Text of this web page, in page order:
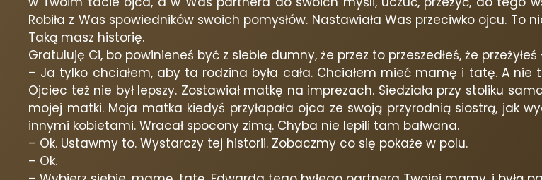
Robiła z Was spowiedników swoich pomysłów. Nastawiała Was przeciwko ojcu.
Taką masz historię.
Gratuluję Ci, bo powinieneś być z siebie dumny, że przez to przeszedłeś, że
– Ja tylko chciałem, aby ta rodzina była cała. Chciałem mieć mamę i tatę. A
Ojciec też nie był lepszy. Zostawiał matkę na imprezach. Siedziała przy stoliku
mojej matki. Moja matka kiedyś przyłapała ojca ze swoją przyrodnią siostrą, jak
innymi kobietami. Wracał spocony zimą. Chyba nie lepili tam bałwana.
– Ok. Ustawmy to. Wystarczy tej historii. Zobaczmy co się pokaże w polu.
– Ok.